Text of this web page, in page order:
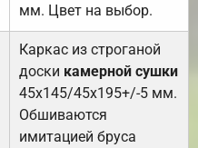
мм. Цвет на выбор.
Каркас из строганой
доски камерной сушки
45х145/45х195+/-5 мм.
Обшиваются
имитацией бруса